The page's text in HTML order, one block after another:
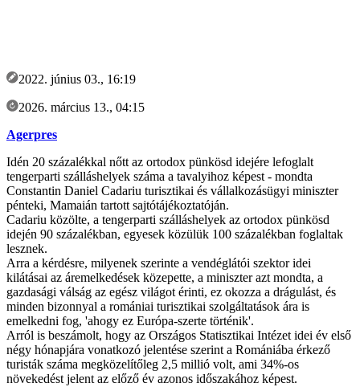
2022. június 03., 16:19
2026. március 13., 04:15
Agerpres
Idén 20 százalékkal nőtt az ortodox pünkösd idejére lefoglalt
tengerparti szálláshelyek száma a tavalyihoz képest - mondta
Constantin Daniel Cadariu turisztikai és vállalkozásügyi miniszter
pénteki, Mamaián tartott sajtótájékoztatóján.
Cadariu közölte, a tengerparti szálláshelyek az ortodox pünkösd
idején 90 százalékban, egyesek közülük 100 százalékban foglaltak
lesznek.
Arra a kérdésre, milyenek szerinte a vendéglátói szektor idei
kilátásai az áremelkedések közepette, a miniszter azt mondta, a
gazdasági válság az egész világot érinti, ez okozza a drágulást, és
minden bizonnyal a romániai turisztikai szolgáltatások ára is
emelkedni fog, 'ahogy ez Európa-szerte történik'.
Arról is beszámolt, hogy az Országos Statisztikai Intézet idei év első
négy hónapjára vonatkozó jelentése szerint a Romániába érkező
turisták száma megközelítőleg 2,5 millió volt, ami 34%-os
növekedést jelent az előző év azonos időszakához képest.